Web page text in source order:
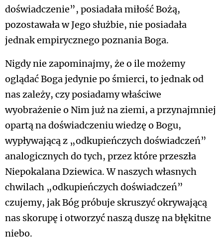
doświadczenie”, posiadała miłość Bożą,
pozostawała w Jego służbie, nie posiadała
jednak empirycznego poznania Boga.
Nigdy nie zapominajmy, że o ile możemy
oglądać Boga jedynie po śmierci, to jednak od
nas zależy, czy posiadamy właściwe
wyobrażenie o Nim już na ziemi, a przynajmniej
opartą na doświadczeniu wiedzę o Bogu,
wypływającą z „odkupieńczych doświadczeń”
analogicznych do tych, przez które przeszła
Niepokalana Dziewica. W naszych własnych
chwilach „odkupieńczych doświadczeń”
czujemy, jak Bóg próbuje skruszyć okrywającą
nas skorupę i otworzyć naszą duszę na błękitne
niebo.